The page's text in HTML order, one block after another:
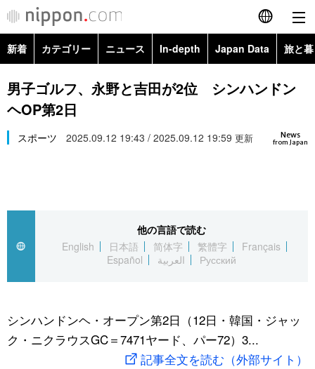
English
简体字
Русский
カテゴリー
経済・ビジネス
国際
文化
トップ
アーカイブ
In-depth
Japan Data
動画/Live
新着 カテゴリー ニュース In-depth Japan Data 旅と
政治・外交
経済・ビジネス
スポーツ・東京2020
Topics
男子ゴルフ、永野と吉田が2位 シンハンドン
ヘOP第2日
News
from Japan
スポーツ 2025.09.12 19:43 / 2025.09.12 19:59 更新
他の言語で読む
English
日本語 简体字 繁體字
Français
Español
العربية Русский
シンハンドンヘ・オープン第2日（12日・韓国・ジャッ
ク・ニクラウスGC＝7471ヤード、パー72）3...
記事全文を読む（外部サイト）